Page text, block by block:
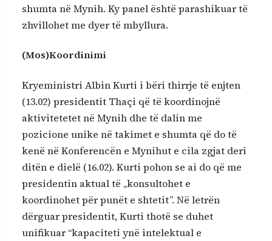
shumta në Mynih. Ky panel është parashikuar të
zhvillohet me dyer të mbyllura.
(Mos)Koordinimi
Kryeministri Albin Kurti i bëri thirrje të enjten
(13.02) presidentit Thaçi që të koordinojnë
aktivitetetet në Mynih dhe të dalin me
pozicione unike në takimet e shumta që do të
kenë në Konferencën e Mynihut e cila zgjat deri
ditën e dielë (16.02). Kurti pohon se ai do që me
presidentin aktual të „konsultohet e
koordinohet për punët e shtetit”. Në letrën
dërguar presidentit, Kurti thotë se duhet
unifikuar “kapaciteti ynë intelektual e